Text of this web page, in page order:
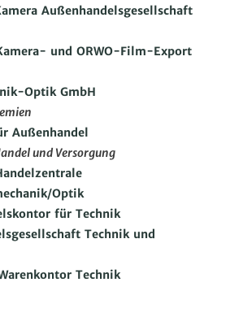
Außenhandelsgesellschaft
und ORWO-Film-Export
Optik GmbH
Außenhandel
und Versorgung
Optik
für Technik
Technik und
Technik